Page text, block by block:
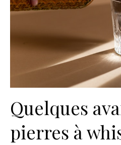
Quelques
pierres à